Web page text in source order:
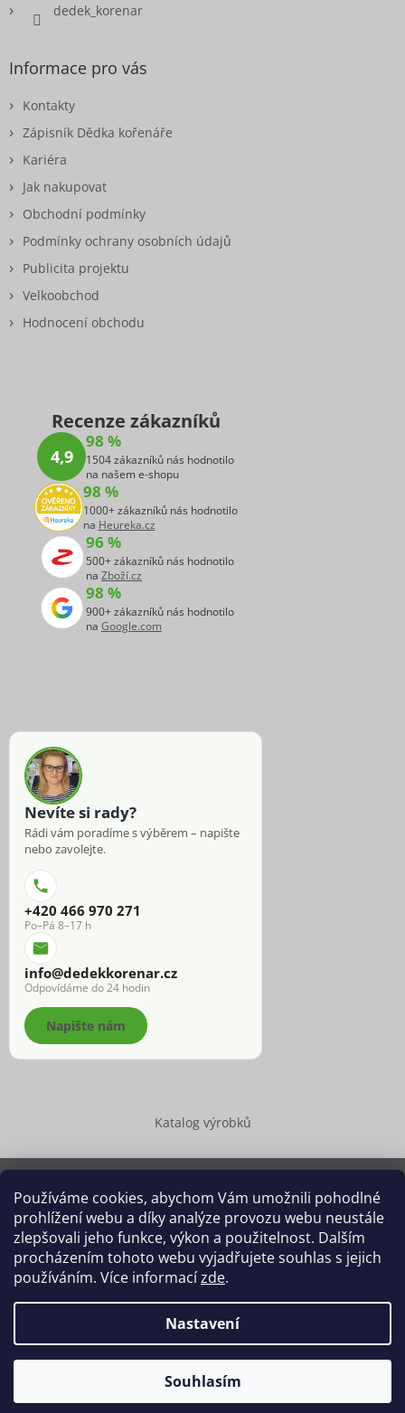
Používáme cookies, abychom Vám umožnili pohodlné
prohlížení webu a díky analýze provozu webu neustále
zlepšovali jeho funkce, výkon a použitelnost. Dalším
procházením tohoto webu vyjadřujete souhlas s jejich
používáním. Více informacízde.
Nastavení
Souhlasím
dedek_korenar
Informace pro vás
Kontakty
Zápisník Dědka kořenáře
Kariéra
Jak nakupovat
Obchodní podmínky
Podmínky ochrany osobních údajů
Publicita projektu
Velkoobchod
Hodnocení obchodu
Recenze zákazníků
4,9
98 %
1504 zákazníků nás hodnotilo
na našem e-shopu
98 %
1000+ zákazníků nás hodnotilo
na Heureka.cz
96 %
500+ zákazníků nás hodnotilo
na Zboží.cz
98 %
900+ zákazníků nás hodnotilo
na Google.com
Nevíte si rady?
Rádi vám poradíme s výběrem – napište
nebo zavolejte.
+420 466 970 271
Po–Pá 8–17 h
info@dedekkorenar.cz
Odpovídáme do 24 hodin
Napište nám
Katalog výrobků
Copyright 2026 Dědek kořenář®
. Všechna práva vyhrazena.
Upravit nastavení cookies
Grafický návrh vytvořil a na Shoptet implementoval
Shoptetak.cz.
Vytvořil Shoptet